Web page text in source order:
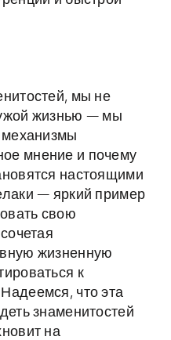
мы не
жизнью — мы
механизмы
мнение и почему
настоящими
— яркий пример
свою
жизненную
к
что эта
знаменитостей
на